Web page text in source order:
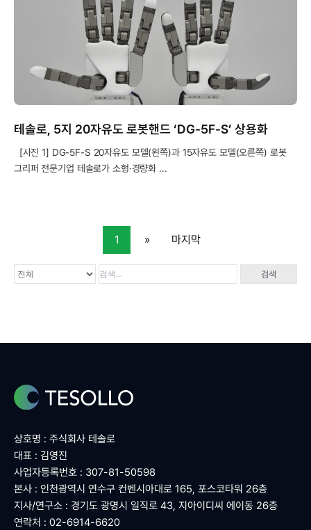
테솔로, 5지 20자유도 로봇핸드 ‘DG-5F-S’ 상용화
그리퍼 전문기업 테솔로가 소형·경량화 ...
1 » 마지막
검색
상호명 : 주식회사 테솔로
대표 : 김영진
사업자등록번호 : 307-81-50598
본사 : 인천광역시 연수구 컨벤시아대로 165, 포스코타워 26층
지사/연구소 : 경기도 광명시 일직로 43, 지아이디씨 에이동 26층
연락처 : 02-6914-6620